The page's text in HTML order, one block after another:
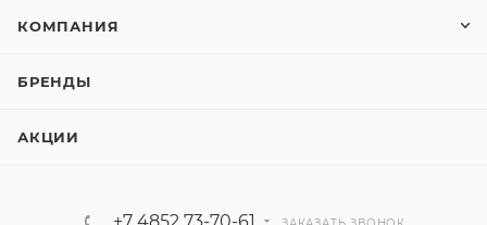
КОМПАНИЯ
БРЕНДЫ
АКЦИИ